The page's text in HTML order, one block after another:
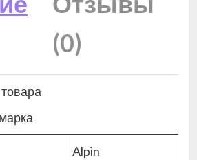
(0)
Alpin